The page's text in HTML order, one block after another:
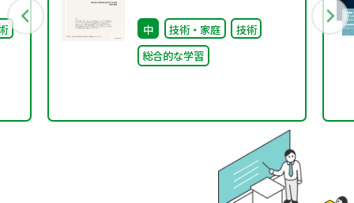
境「きたらっち」の取り
組みと今後の展望
03 中学校における授業
中 技術・家庭
技術
総合的な学習